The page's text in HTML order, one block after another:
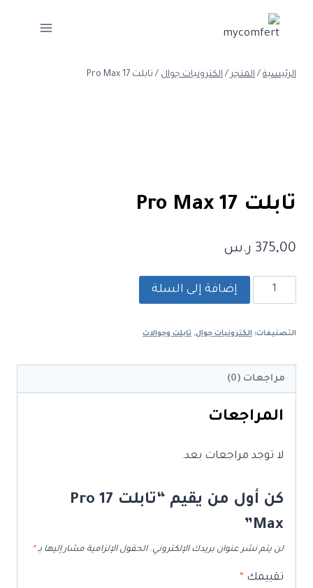
الرئيسية / المتجر / الكترونيات جوال / تابلت 17 Pro Max
تابلت 17 Pro Max
375,00 ر.س
كمية
تابلت
إضافة إلى السلة
التصنيفات: الكترونيات جوال, تابلت وجوالات
مراجعات (0)
المراجعات
لا توجد مراجعات بعد.
كن أول من يقيم “تابلت 17 Pro
Max”
لن يتم نشر عنوان بريدك الإلكتروني. الحقول الإلزامية مشار إليها بـ*
تقييمك *